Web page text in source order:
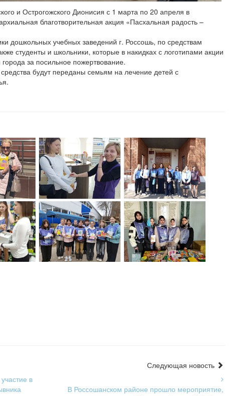
и Острогожского Дионисия с 1 марта по 20 апреля в
благотворительная акция «Пасхальная радость –
дошкольных учебных заведений г. Россошь, по средствам
студенты и школьники, которые в накидках с логотипами акции
за посильное пожертвование.
будут переданы семьям на лечение детей с
в
Следующая новость
В Россошанском районе прошло мероприятие,